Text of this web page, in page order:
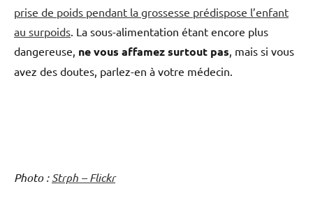
prise de poids pendant la grossesse prédispose l’enfant
au surpoids . La sous-alimentation étant encore plus
dangereuse, ne vous affamez surtout pas , mais si vous
avez des doutes, parlez-en à votre médecin.
Photo :Strph – Flickr